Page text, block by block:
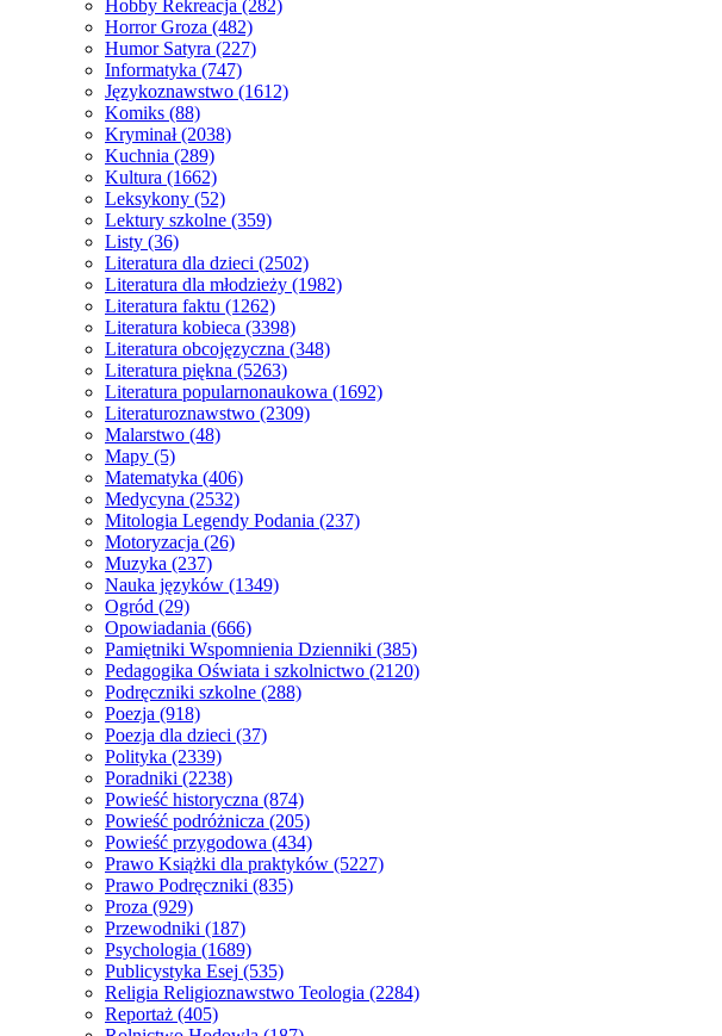
Hobby Rekreacja (282)
Horror Groza (482)
Humor Satyra (227)
Informatyka (747)
Językoznawstwo (1612)
Komiks (88)
Kryminał(2038)
Kuchnia (289)
Kultura (1662)
Leksykony (52)
Lektury szkolne (359)
Listy (36)
Literatura dla dzieci (2502)
Literatura dla młodzieży (1982)
Literatura faktu (1262)
Literatura kobieca (3398)
Literatura obcojęzyczna (348)
Literatura piękna (5263)
Literatura popularnonaukowa (1692)
Literaturoznawstwo (2309)
Malarstwo (48)
Mapy (5)
Matematyka (406)
Medycyna (2532)
Mitologia Legendy Podania (237)
Motoryzacja (26)
Muzyka (237)
Nauka języków (1349)
Ogród (29)
Opowiadania (666)
Pamiętniki Wspomnienia Dzienniki (385)
Pedagogika Oświata i szkolnictwo (2120)
Podręczniki szkolne (288)
Poezja (918)
Poezja dla dzieci (37)
Polityka (2339)
Poradniki (2238)
Powieść historyczna (874)
Powieść podróżnicza (205)
Powieść przygodowa (434)
Prawo Książki dla praktyków (5227)
Prawo Podręczniki (835)
Proza (929)
Przewodniki (187)
Psychologia (1689)
Publicystyka Esej (535)
Religia Religioznawstwo Teologia (2284)
Reportaż (405)